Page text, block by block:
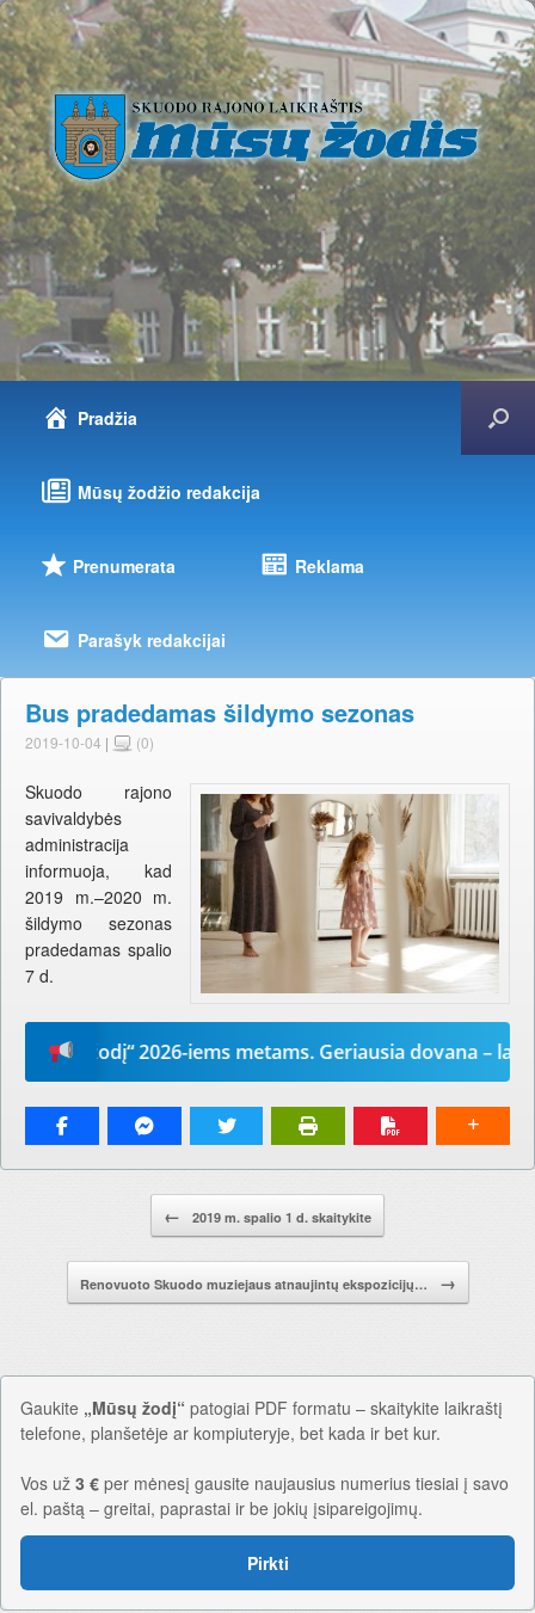
Pradžia
Mūsų žodžio redakcija
Prenumerata Reklama
Parašyk redakcijai
Bus pradedamas šildymo sezonas
2019-10-04 | (0)
Skuodo rajono
savivaldybės
administracija
informuoja, kad
2019 m.–2020 m.
šildymo sezonas
pradedamas spalio
7 d.
žodį“ 2026-iems metams. Geriausia dovana –
← 2019 m. spalio 1 d. skaitykite
Renovuoto Skuodo muziejaus atnaujintų ekspozicijų… →
Gaukite „Mūsų žodį“ patogiai PDF formatu – skaitykite laikraštį
telefone, planšetėje ar kompiuteryje, bet kada ir bet kur.
Vos už 3 € per mėnesį gausite naujausius numerius tiesiai į savo
el. paštą – greitai, paprastai ir be jokių įsipareigojimų.
Pirkti